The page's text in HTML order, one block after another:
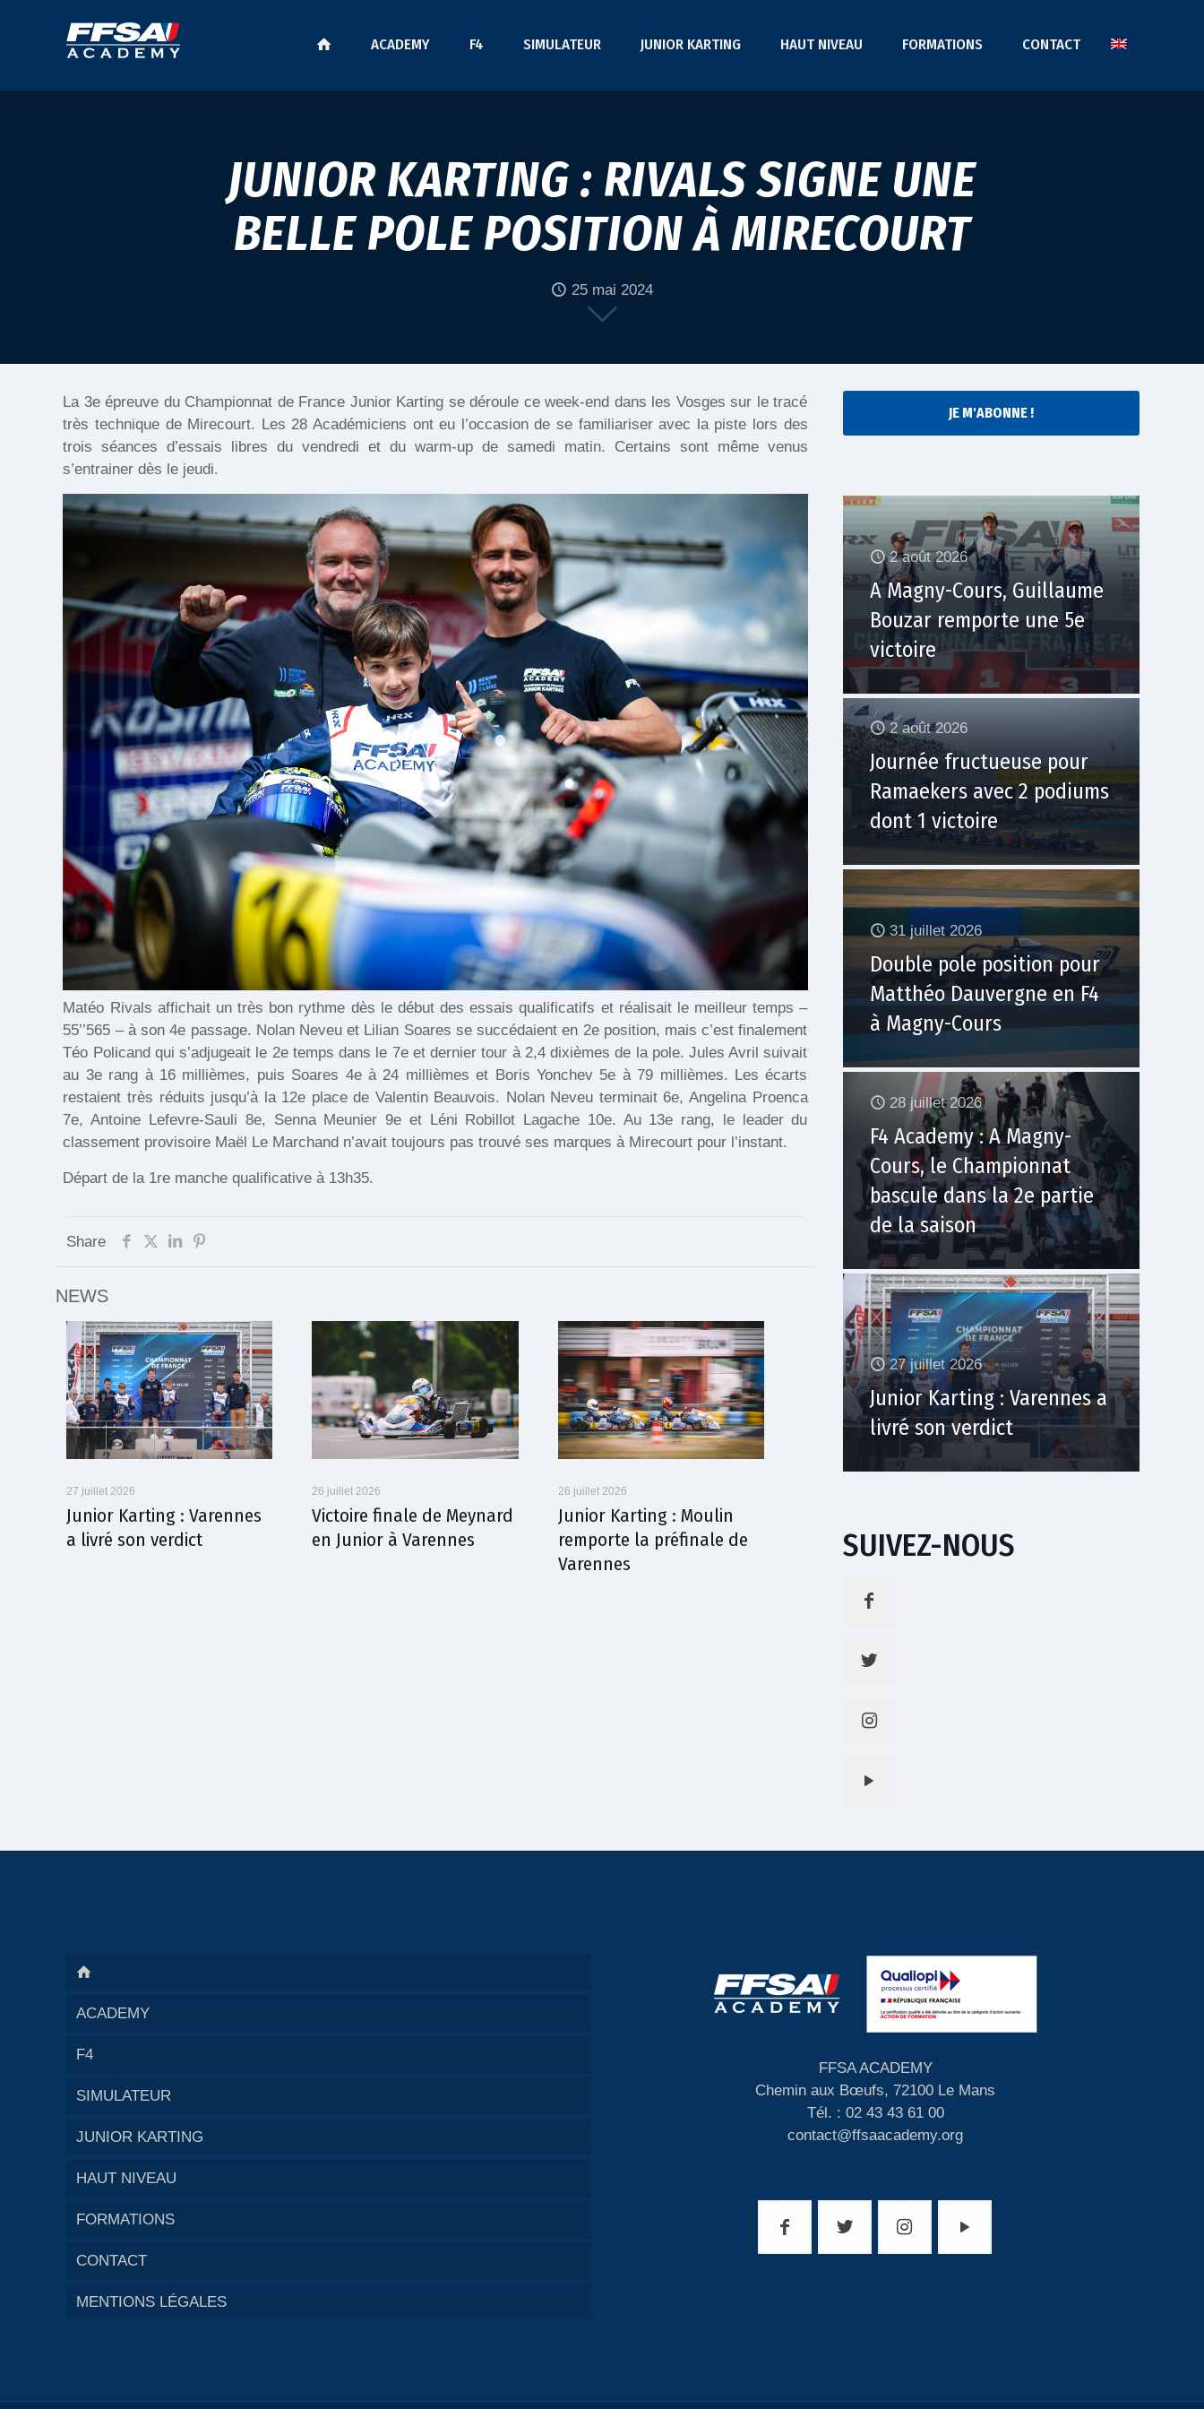
ACADEMY F4 SIMULATEUR JUNIOR KARTING HAUT NIVEAU FORMATIONS CONTACT
JUNIOR KARTING : RIVALS SIGNE UNE
BELLE POLE POSITION À MIRECOURT
25 mai 2024
La 3e épreuve du Championnat de France Junior Karting se déroule ce week-end dans les Vosges sur le tracé
très technique de Mirecourt. Les 28 Académiciens ont eu l’occasion de se familiariser avec la piste lors des
trois séances d’essais libres du vendredi et du warm-up de samedi matin. Certains sont même venus
s’entrainer dès le jeudi.
Matéo Rivals affichait un très bon rythme dès le début des essais qualificatifs et réalisait le meilleur temps –
55’’565 – à son 4e passage. Nolan Neveu et Lilian Soares se succédaient en 2e position, mais c’est finalement
Téo Policand qui s’adjugeait le 2e temps dans le 7e et dernier tour à 2,4 dixièmes de la pole. Jules Avril suivait
au 3e rang à 16 millièmes, puis Soares 4e à 24 millièmes et Boris Yonchev 5e à 79 millièmes. Les écarts
restaient très réduits jusqu’à la 12e place de Valentin Beauvois. Nolan Neveu terminait 6e, Angelina Proenca
7e, Antoine Lefevre-Sauli 8e, Senna Meunier 9e et Léni Robillot Lagache 10e. Au 13e rang, le leader du
classement provisoire Maël Le Marchand n’avait toujours pas trouvé ses marques à Mirecourt pour l’instant.
Départ de la 1re manche qualificative à 13h35.
Share
NEWS
27 juillet 2026
Junior Karting : Varennes
a livré son verdict
26 juillet 2026
Victoire finale de Meynard
en Junior à Varennes
26 juillet 2026
Junior Karting : Moulin
remporte la préfinale de
Varennes
JE M'ABONNE !
2 août 2026
A Magny-Cours, Guillaume
Bouzar remporte une 5e
victoire
2 août 2026
Journée fructueuse pour
Ramaekers avec 2 podiums
dont 1 victoire
31 juillet 2026
Double pole position pour
Matthéo Dauvergne en F4
à Magny-Cours
28 juillet 2026
F4 Academy : A Magny-
Cours, le Championnat
bascule dans la 2e partie
de la saison
27 juillet 2026
Junior Karting : Varennes a
livré son verdict
SUIVEZ-NOUS
ACADEMY
F4
SIMULATEUR
JUNIOR KARTING
HAUT NIVEAU
FORMATIONS
CONTACT
MENTIONS LÉGALES
FFSA ACADEMY
Chemin aux Bœufs, 72100 Le Mans
Tél. : 02 43 43 61 00
contact@ffsaacademy.org